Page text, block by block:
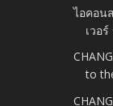
ไอคอน
เวอร์
to